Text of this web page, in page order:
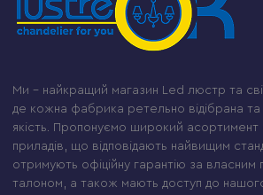
Ми – найкращий магазин Led люстр та
де кожна фабрика ретельно відібрана
якість. Пропонуємо широкий асортимент
приладів, що відповідають найвищим
отримують офіційну гарантію за власним
талоном, а також мають доступ до